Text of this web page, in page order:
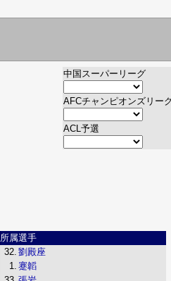
中国スーパーリーグ
AFCチャンピオンズリー
ACL予選
所属選手
32. 劉殿座
1. 蹇韜